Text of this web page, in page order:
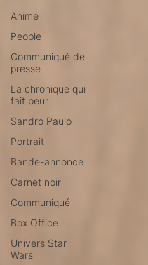
Anime
People
Communiqué de
presse
La chronique qui
fait peur
Sandro Paulo
Portrait
Bande-annonce
Carnet noir
Communiqué
Box Office
Univers Star
Wars